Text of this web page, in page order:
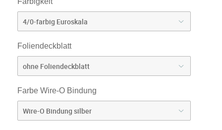
Foliendeckblatt
Farbe Wire-O Bindung